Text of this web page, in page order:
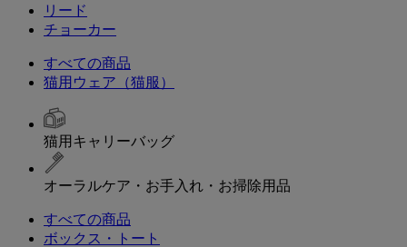
リード
チョーカー
すべての商品
猫用ウェア（猫服）
猫用キャリーバッグ
オーラルケア・お手入れ・お掃除用品
すべての商品
ボックス・トート